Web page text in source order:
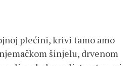
plećini, krivi tamo amo
šinjelu, drvenom